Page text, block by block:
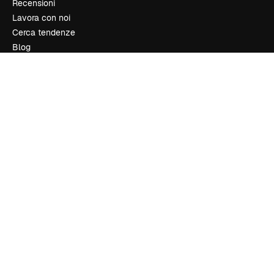
Recensioni
Lavora con noi
Cerca tendenze
Blog